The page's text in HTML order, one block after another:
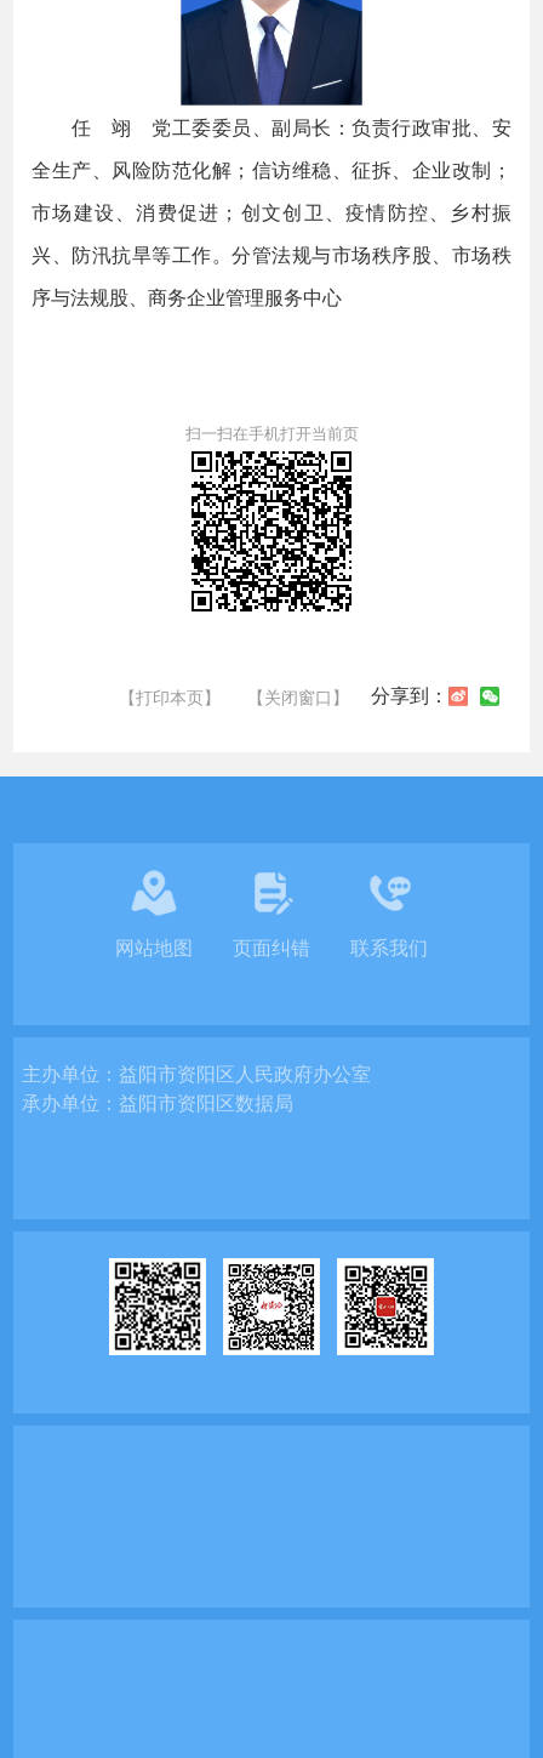
任 翊 党工委委员、副局长：负责行政审批、安
全生产、风险防范化解；信访维稳、征拆、企业改制；
市场建设、消费促进；创文创卫、疫情防控、乡村振
兴、防汛抗旱等工作。分管法规与市场秩序股、市场秩
序与法规股、商务企业管理服务中心
扫一扫在手机打开当前页
【打印本页】 【关闭窗口】 分享到：
网站地图 页面纠错 联系我们
主办单位：益阳市资阳区人民政府办公室
承办单位：益阳市资阳区数据局